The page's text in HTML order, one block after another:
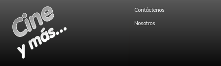
Contáctenos
Nosotros